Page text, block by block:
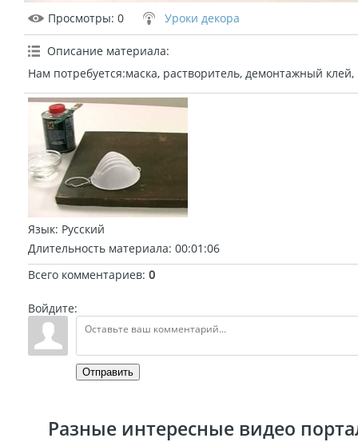
Просмотры: 0 Уроки декора
Описание материала:
Нам потребуется:маска, растворитель, демонтажный
Язык: Русский
Длительность материала: 00:01:06
Всего комментариев: 0
Войдите:
Отправить
Разные интересные видео